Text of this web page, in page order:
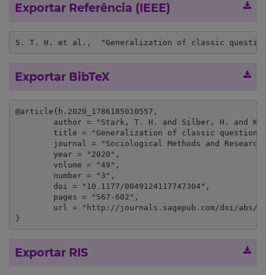
Exportar Referência (IEEE)
S. T. H. et al.,  "Generalization of classic
Exportar BibTeX
@article{h.2020_1786185010557,
}
Exportar RIS